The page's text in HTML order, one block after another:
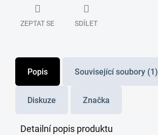
ZEPTAT SE SDÍLET
Popis Související soubory (1)
Diskuze Značka
Detailní popis produktu